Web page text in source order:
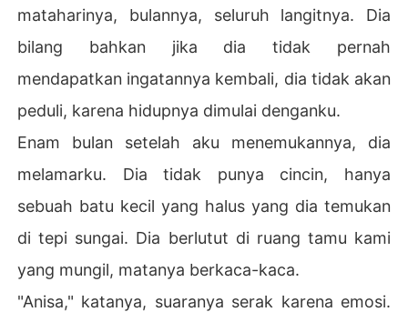
mataharinya, bulannya, seluruh langitnya. Dia
bilang bahkan jika dia tidak pernah
mendapatkan ingatannya kembali, dia tidak akan
peduli, karena hidupnya dimulai denganku.
Enam bulan setelah aku menemukannya, dia
melamarku. Dia tidak punya cincin, hanya
sebuah batu kecil yang halus yang dia temukan
di tepi sungai. Dia berlutut di ruang tamu kami
yang mungil, matanya berkaca-kaca.
"Anisa," katanya, suaranya serak karena emosi.